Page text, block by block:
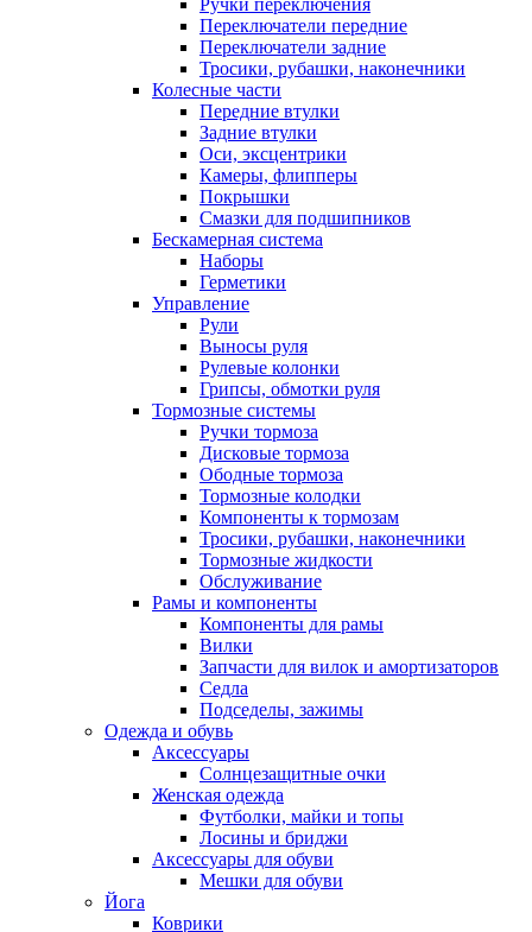
Ручки переключения
Переключатели передние
Переключатели задние
Тросики, рубашки, наконечники
Колесные части
Передние втулки
Задние втулки
Оси, эксцентрики
Камеры, флипперы
Покрышки
Смазки для подшипников
Бескамерная система
Наборы
Герметики
Управление
Рули
Выносы руля
Рулевые колонки
Грипсы, обмотки руля
Тормозные системы
Ручки тормоза
Дисковые тормоза
Ободные тормоза
Тормозные колодки
Компоненты к тормозам
Тросики, рубашки, наконечники
Тормозные жидкости
Обслуживание
Рамы и компоненты
Компоненты для рамы
Вилки
Запчасти для вилок и амортизаторов
Седла
Подседелы, зажимы
Одежда и обувь
Аксессуары
Солнцезащитные очки
Женская одежда
Футболки, майки и топы
Лосины и бриджи
Аксессуары для обуви
Мешки для обуви
Йога
Коврики